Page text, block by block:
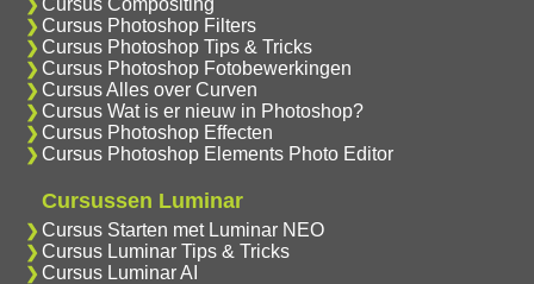
Cursus Photoshop Filters
Cursus Photoshop Tips & Tricks
Cursus Photoshop Fotobewerkingen
Cursus Alles over Curven
Cursus Wat is er nieuw in Photoshop?
Cursus Photoshop Effecten
Cursus Photoshop Elements Photo Editor
Cursussen Luminar
Cursus Starten met Luminar NEO
Cursus Luminar Tips & Tricks
Cursus Luminar AI